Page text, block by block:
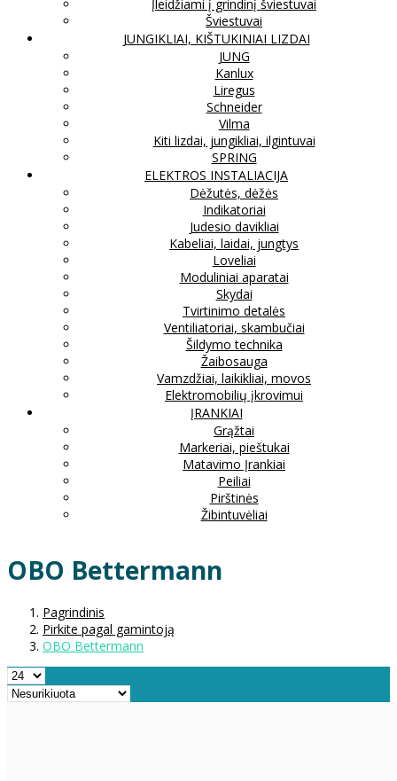
Įleidžiami į grindinį šviestuvai
Šviestuvai
JUNGIKLIAI, KIŠTUKINIAI LIZDAI
JUNG
Kanlux
Liregus
Schneider
Vilma
Kiti lizdai, jungikliai, ilgintuvai
SPRING
ELEKTROS INSTALIACIJA
Dėžutės, dėžės
Indikatoriai
Judesio davikliai
Kabeliai, laidai, jungtys
Loveliai
Moduliniai aparatai
Skydai
Tvirtinimo detalės
Ventiliatoriai, skambučiai
Šildymo technika
Žaibosauga
Vamzdžiai, laikikliai, movos
Elektromobilių įkrovimui
ĮRANKIAI
Grąžtai
Markeriai, pieštukai
Matavimo Įrankiai
Peiliai
Pirštinės
Žibintuvėliai
OBO Bettermann
Pagrindinis
Pirkite pagal gamintoją
OBO Bettermann